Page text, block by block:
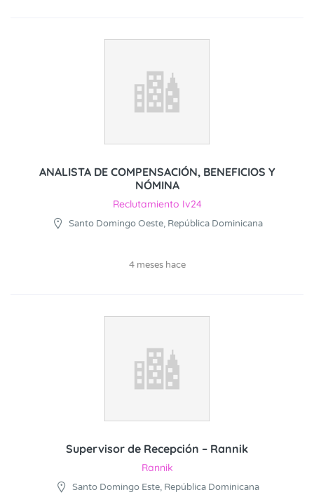
ANALISTA DE COMPENSACIÓN, BENEFICIOS Y
NÓMINA
Reclutamiento Iv24
Santo Domingo Oeste, República Dominicana
4 meses hace
Supervisor de Recepción – Rannik
Rannik
Santo Domingo Este, República Dominicana